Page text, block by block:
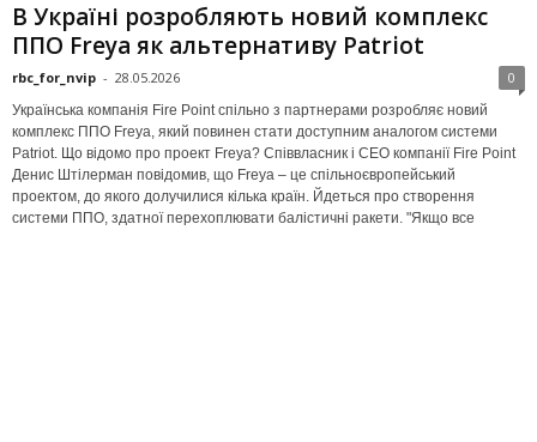
В Україні розробляють новий комплекс
ППО Freya як альтернативу Patriot
rbc_for_nvip - 28.05.2026 0
Українська компанія Fire Point спільно з партнерами розробляє новий
комплекс ППО Freya, який повинен стати доступним аналогом системи
Patriot. Що відомо про проект Freya? Співвласник і CEO компанії Fire Point
Денис Штілерман повідомив, що Freya – це спільноєвропейський
проектом, до якого долучилися кілька країн. Йдеться про створення
системи ППО, здатної перехоплювати балістичні ракети. "Якщо все